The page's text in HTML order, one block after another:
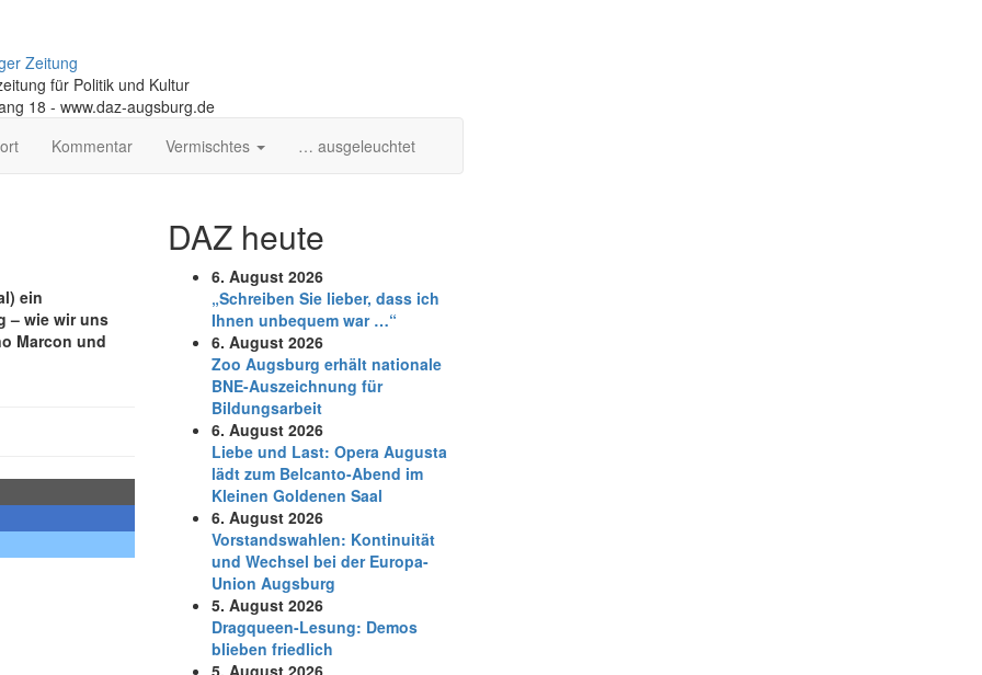
Zeitung
für Politik und Kultur
18 - www.daz-augsburg.de
Kommentar Vermischtes … ausgeleuchtet
ein
– wie wir uns
Marcon und
DAZ heute
6. August 2026
„Schreiben Sie lieber, dass ich
Ihnen unbequem war …“
6. August 2026
Zoo Augsburg erhält nationale
BNE-Auszeichnung für
Bildungsarbeit
6. August 2026
Liebe und Last: Opera Augusta
lädt zum Belcanto-Abend im
Kleinen Goldenen Saal
6. August 2026
Vorstandswahlen: Kontinuität
und Wechsel bei der Europa-
Union Augsburg
5. August 2026
Dragqueen-Lesung: Demos
blieben friedlich
5. August 2026